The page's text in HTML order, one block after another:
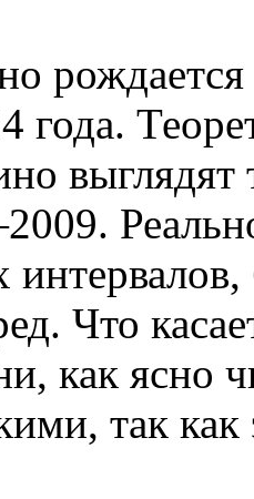
года.
Что
как ясно
так